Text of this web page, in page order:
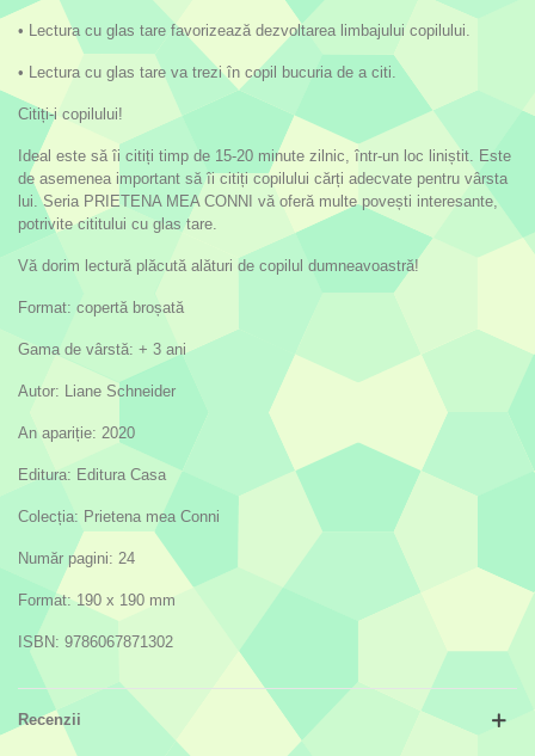
• Lectura cu glas tare favorizează dezvoltarea limbajului copilului.
• Lectura cu glas tare va trezi în copil bucuria de a citi.
Citiți-i copilului!
Ideal este să îi citiți timp de 15-20 minute zilnic, într-un loc liniștit. Este
de asemenea important să îi citiți copilului cărți adecvate pentru vârsta
lui. Seria PRIETENA MEA CONNI vă oferă multe povești interesante,
potrivite cititului cu glas tare.
Vă dorim lectură plăcută alături de copilul dumneavoastră!
Format: copertă broșată
Gama de vârstă: + 3 ani
Autor: Liane Schneider
An apariție: 2020
Editura: Editura Casa
Colecția: Prietena mea Conni
Număr pagini: 24
Format: 190 x 190 mm
ISBN: 9786067871302
Recenzii